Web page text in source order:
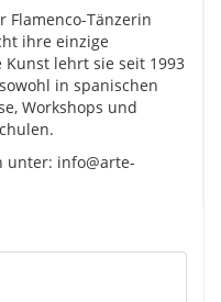
Flamenco-Tänzerin
ihre einzige
lehrt sie seit 1993
in spanischen
Workshops und
unter: info@arte-